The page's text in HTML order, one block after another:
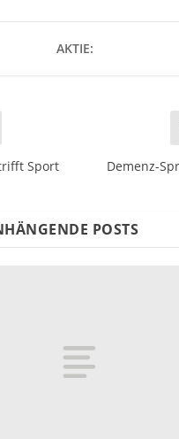
AKTIE:
Sport
Demenz-
POSTS